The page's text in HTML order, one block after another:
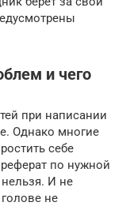
и чего
при написании
Однако многие
себе
по нужной
И не
не